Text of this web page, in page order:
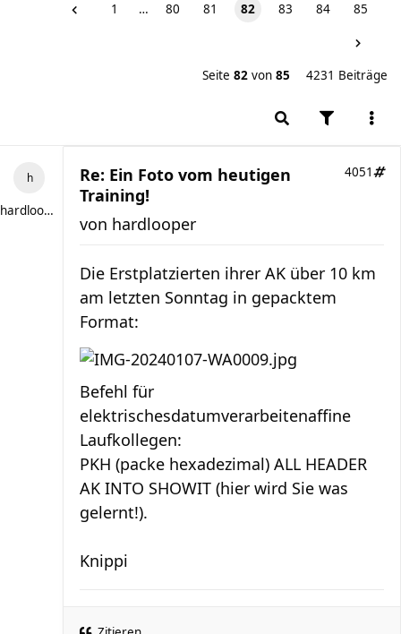
1 … 80 81 82 83 84 85
Seite 82 von 85 4231 Beiträge
hardlooper
Re: Ein Foto vom heutigen
Training!
4051
von hardlooper
Die Erstplatzierten ihrer AK über 10 km
am letzten Sonntag in gepacktem
Format:
Befehl für
elektrischesdatumverarbeitenaffine
Laufkollegen:
PKH (packe hexadezimal) ALL HEADER
AK INTO SHOWIT (hier wird Sie was
gelernt!).
Knippi